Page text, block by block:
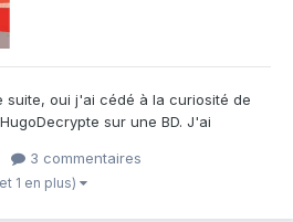
suite, oui j'ai cédé à la curiosité de
sur une BD. J'ai
vrais articles de fond, j'ai toujours
bien réalisés...
3 commentaires
1 en plus)